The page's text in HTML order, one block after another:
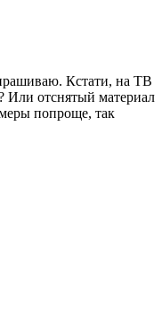
Кстати, на ТВ
Или отснятый материал
попроще, так